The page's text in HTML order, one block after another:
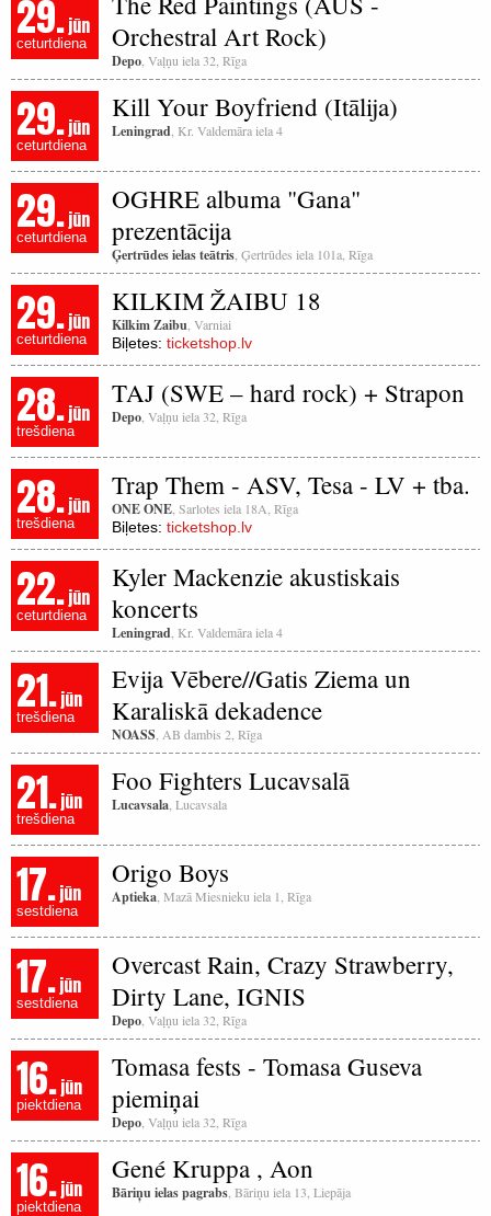
29.jūn
ceturtdiena
Orchestral Art Rock)
Depo , Vaļņu iela 32, Rīga
29.jūn
ceturtdiena
Kill Your Boyfriend (Itālija)
Leningrad , Kr. Valdemāra iela 4
29.jūn
ceturtdiena
OGHRE albuma "Gana"
prezentācija
Ģertrūdes ielas teātris , Ģertrūdes iela 101a, Rīga
29.jūn
ceturtdiena
KILKIM ŽAIBU 18
Kilkim Zaibu , Varniai
Biļetes: ticketshop.lv
28.jūn
trešdiena
TAJ (SWE – hard rock) + Strapon
Depo , Vaļņu iela 32, Rīga
28.jūn
trešdiena
Trap Them - ASV, Tesa - LV + tba.
ONE ONE , Sarlotes iela 18A, Rīga
Biļetes: ticketshop.lv
22.jūn
ceturtdiena
Kyler Mackenzie akustiskais
koncerts
Leningrad , Kr. Valdemāra iela 4
21.jūn
trešdiena
Evija Vēbere//Gatis Ziema un
Karaliskā dekadence
NOASS , AB dambis 2, Rīga
21.jūn
trešdiena
Foo Fighters Lucavsalā
Lucavsala , Lucavsala
17.jūn
sestdiena
Origo Boys
Aptieka , Mazā Miesnieku iela 1, Rīga
17.jūn
sestdiena
Overcast Rain, Crazy Strawberry,
Dirty Lane, IGNIS
Depo , Vaļņu iela 32, Rīga
16.jūn
piektdiena
Tomasa fests - Tomasa Guseva
piemiņai
Depo , Vaļņu iela 32, Rīga
16.jūn
piektdiena
Gené Kruppa , Aon
Bāriņu ielas pagrabs , Bāriņu iela 13, Liepāja